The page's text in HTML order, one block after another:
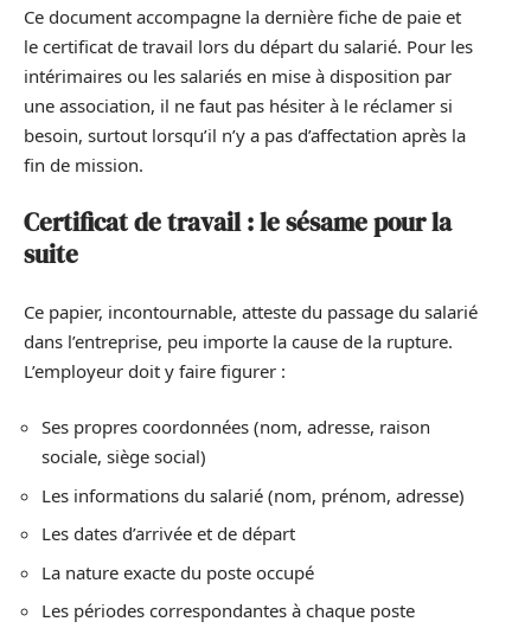
Ce document accompagne la dernière fiche de paie et
le certificat de travail lors du départ du salarié. Pour les
intérimaires ou les salariés en mise à disposition par
une association, il ne faut pas hésiter à le réclamer si
besoin, surtout lorsqu’il n’y a pas d’affectation après la
fin de mission.
Certificat de travail : le sésame pour la
suite
Ce papier, incontournable, atteste du passage du salarié
dans l’entreprise, peu importe la cause de la rupture.
L’employeur doit y faire figurer :
Ses propres coordonnées (nom, adresse, raison
sociale, siège social)
Les informations du salarié (nom, prénom, adresse)
Les dates d’arrivée et de départ
La nature exacte du poste occupé
Les périodes correspondantes à chaque poste